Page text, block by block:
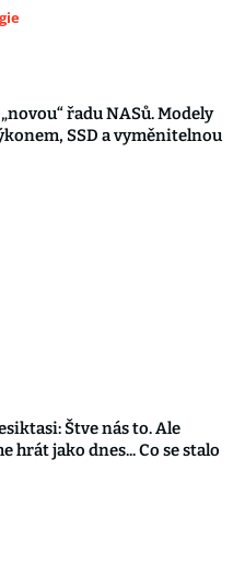
řadu NASů. Modely
SSD a vyměnitelnou
Štve nás to. Ale
hrát jako dnes... Co se stalo